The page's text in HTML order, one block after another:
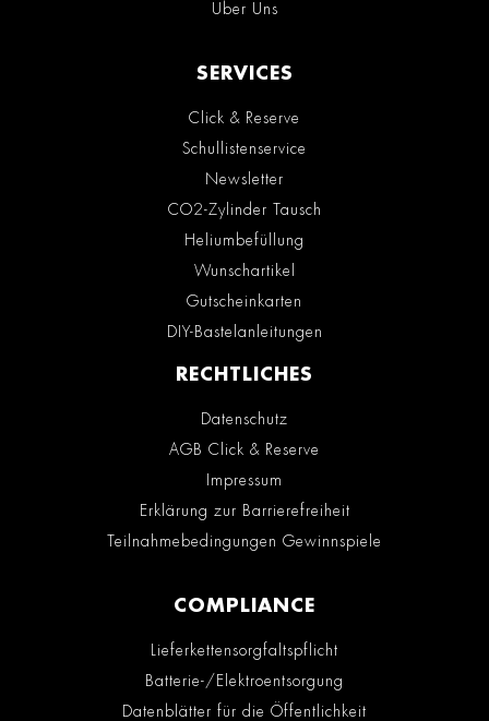
Über Uns
SERVICES
Click & Reserve
Schullistenservice
Newsletter
CO2-Zylinder Tausch
Heliumbefüllung
Wunschartikel
Gutscheinkarten
DIY-Bastelanleitungen
RECHTLICHES
Datenschutz
AGB Click & Reserve
Impressum
Erklärung zur Barrierefreiheit
Teilnahmebedingungen Gewinnspiele
COMPLIANCE
Lieferkettensorgfaltspflicht
Batterie-/Elektroentsorgung
Datenblätter für die Öffentlichkeit